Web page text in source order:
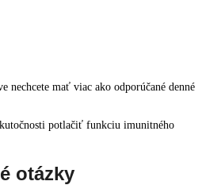
nechcete mať viac ako odporúčané denné
potlačiť funkciu imunitného
otázky